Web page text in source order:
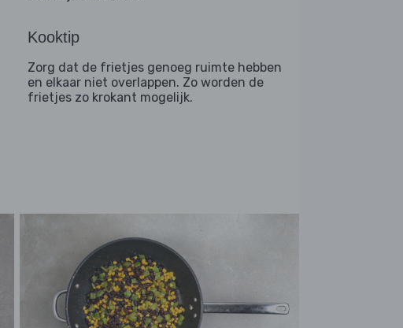
Kooktip
Zorg dat de frietjes genoeg ruimte hebben
en elkaar niet overlappen. Zo worden de
frietjes zo krokant mogelijk.